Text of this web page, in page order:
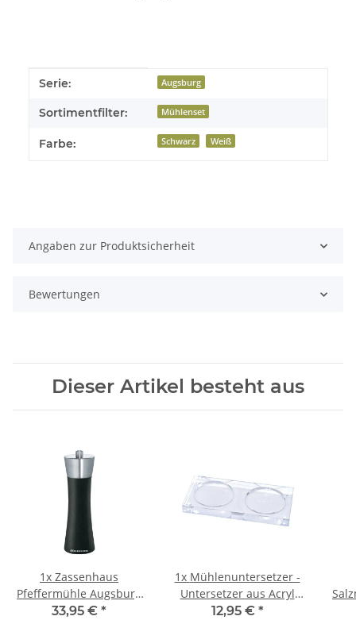
Produkteigenschaft
Wert
Serie: Augsburg
Sortimentfilter: Mühlenset
Farbe: Schwarz Weiß
Angaben zur Produktsicherheit
Bewertungen
Dieser Artikel besteht aus
1x Zassenhaus
Pfeffermühle Augsburg
18 cm schwarz
33,95 € *
1x Mühlenuntersetzer -
Untersetzer aus Acryl
für Gewürzmühlen
12,95 € *